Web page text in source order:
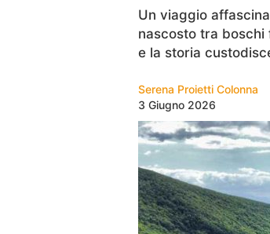
Un viaggio
nascosto tra
e la storia
Serena Proietti Colonna
3 Giugno 2026